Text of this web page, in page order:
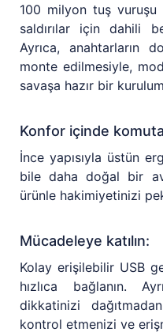
100 milyon tuş
saldırılar için dahili
Ayrıca, anahtarların
monte edilmesiyle,
savaşa hazır bir
Konfor içinde
İnce yapısıyla üstün
bile daha doğal bir
ürünle hakimiyetinizi
Mücadeleye katılın:
Kolay erişilebilir USB
hızlıca bağlanın.
dikkatinizi
kontrol etmenizi ve